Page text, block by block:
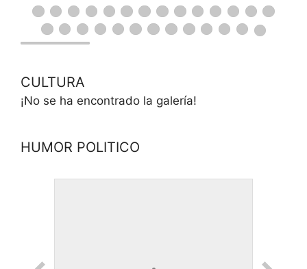
CULTURA
¡No se ha encontrado la galería!
HUMOR POLITICO